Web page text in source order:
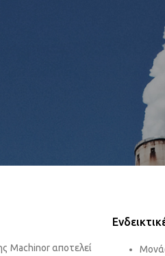
ΑΥΤΟΜΑΤΙΣΜΌΣ
Machinor αποτελεί